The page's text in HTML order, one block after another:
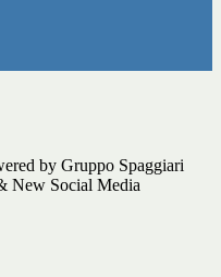
by Gruppo Spaggiari
New Social Media